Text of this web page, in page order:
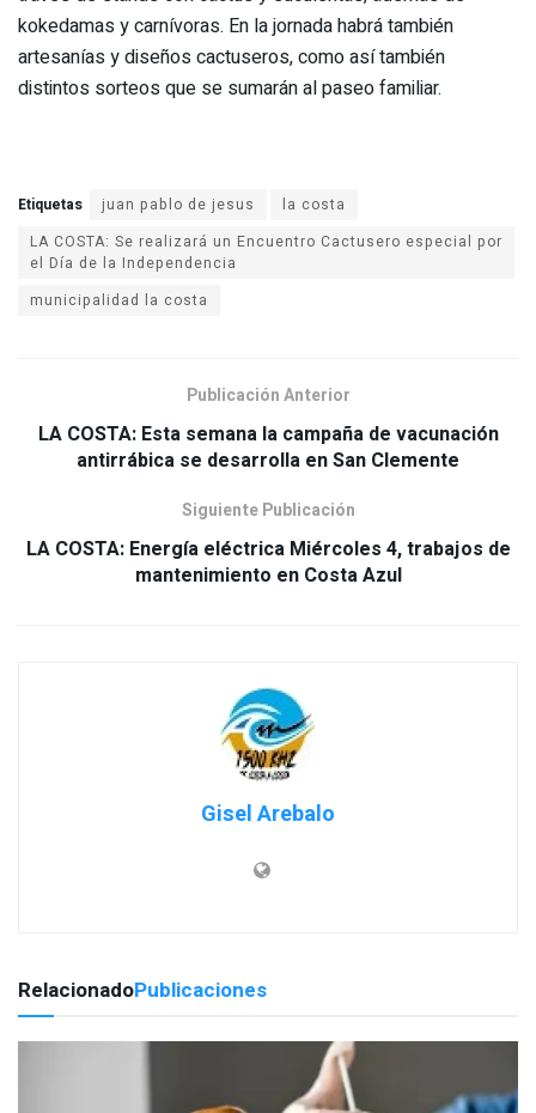
kokedamas y carnívoras. En la jornada habrá también
artesanías y diseños cactuseros, como así también
distintos sorteos que se sumarán al paseo familiar.
Etiquetas juan pablo de jesus
la costa
LA COSTA: Se realizará un Encuentro Cactusero especial por
el Día de la Independencia
municipalidad la costa
Publicación Anterior
LA COSTA: Esta semana la campaña de vacunación
antirrábica se desarrolla en San Clemente
Siguiente Publicación
LA COSTA: Energía eléctrica Miércoles 4, trabajos de
mantenimiento en Costa Azul
Gisel Arebalo
RelacionadoPublicaciones